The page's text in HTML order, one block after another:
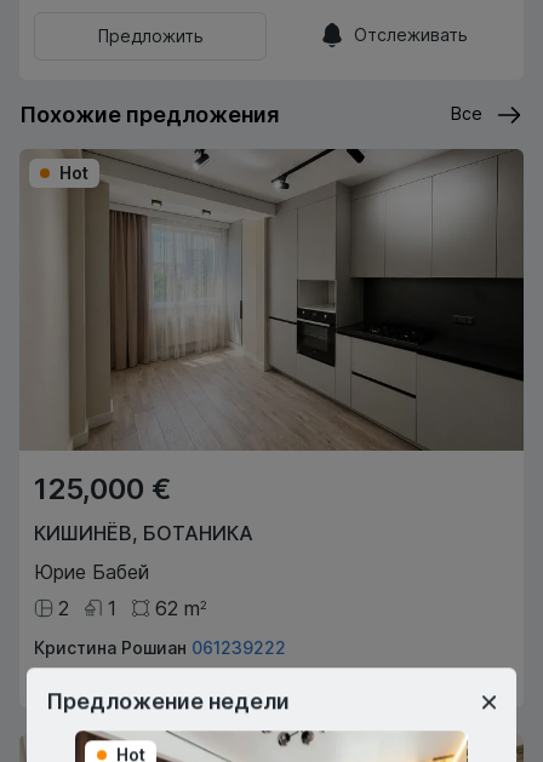
Предложить Отслеживать
Похожие предложения Все
Hot
125,000 €
КИШИНЁВ, БОТАНИКА
Юрие Бабей
2
1 62 m2
Кристина Рошиан 061239222
Агент по недвижимости
Предложение недели
Hot Hot